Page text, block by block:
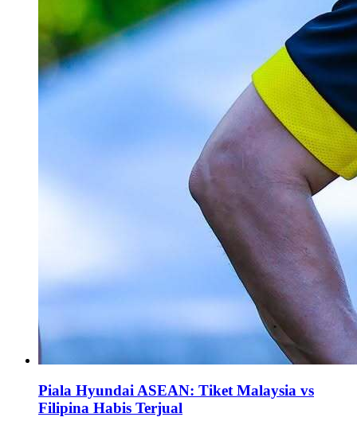
Piala Hyundai ASEAN: Tiket Malaysia vs
Filipina Habis Terjual